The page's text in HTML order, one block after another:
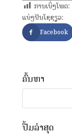
ການເບິ່ງໂພດ:
ແບ່ງປັນໂຊຊຽວ:
Facebook
ຄົ້ນຫາ
ປື້ມລ່າສຸດ